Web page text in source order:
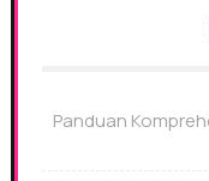
Panduan